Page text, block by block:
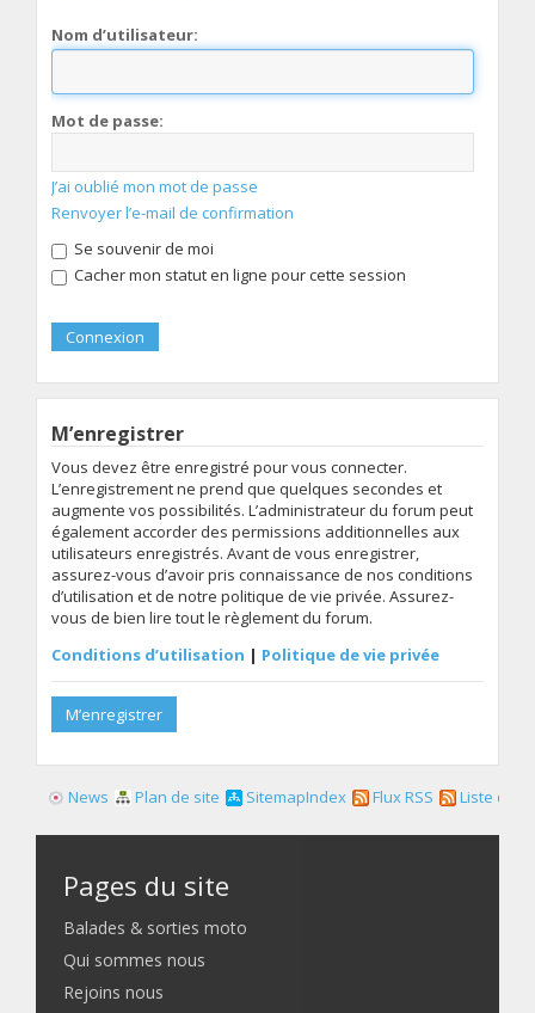
Nom d’utilisateur:
Mot de passe:
J’ai oublié mon mot de passe
Renvoyer l’e-mail de confirmation
Se souvenir de moi
Cacher mon statut en ligne pour cette session
M’enregistrer
Vous devez être enregistré pour vous connecter.
L’enregistrement ne prend que quelques secondes et
augmente vos possibilités. L’administrateur du forum peut
également accorder des permissions additionnelles aux
utilisateurs enregistrés. Avant de vous enregistrer,
assurez-vous d’avoir pris connaissance de nos conditions
d’utilisation et de notre politique de vie privée. Assurez-
vous de bien lire tout le règlement du forum.
Conditions d’utilisation | Politique de vie privée
M’enregistrer
News Plan de site SitemapIndex Flux RSS Liste des
Pages du site
Balades & sorties moto
Qui sommes nous
Rejoins nous